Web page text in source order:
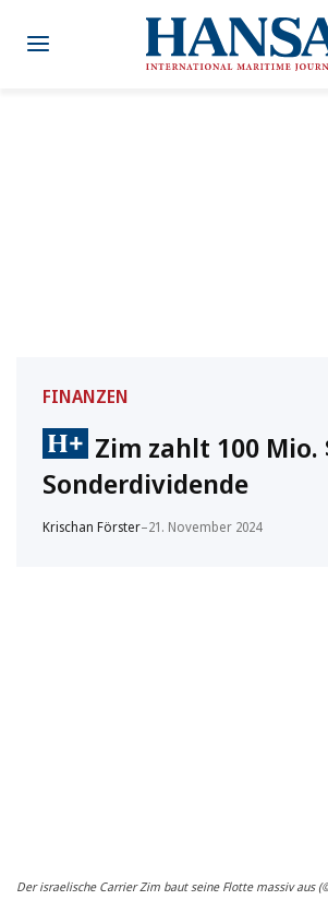
Inhalt
FINANZEN
Zim zahlt 100 Mio.
Sonderdividende
Krischan Förster–21. November 2024
Der israelische Carrier Zim baut seine Flotte massiv aus